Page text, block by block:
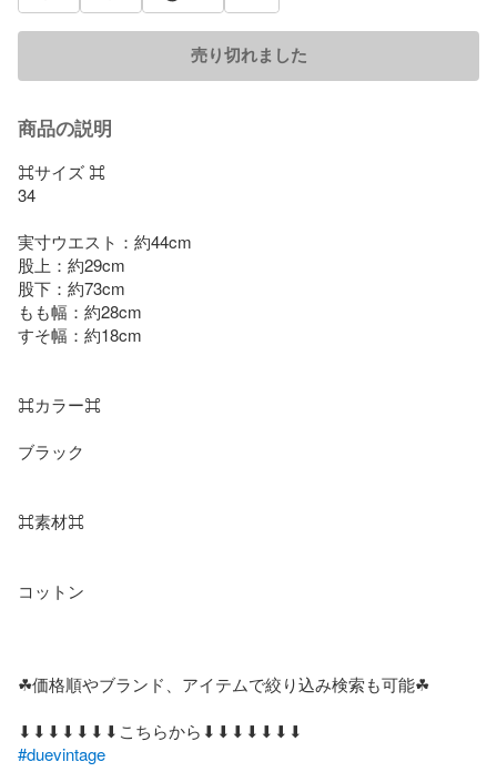
売り切れました
商品の説明
⌘サイズ ⌘
34
実寸ウエスト：約44cm
股上：約29cm
股下：約73cm
もも幅：約28cm
すそ幅：約18cm
⌘カラー⌘
ブラック
⌘素材⌘
コットン
☘価格順やブランド、アイテムで絞り込み検索も可能☘
#duevintage